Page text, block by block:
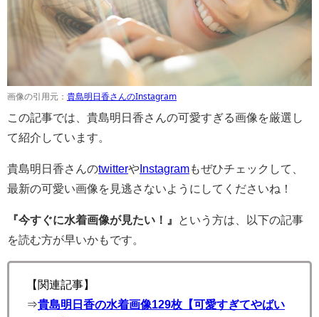
画像の引用元： 貴島明日香さんのInstagram
この記事では、貴島明日香さんの可愛すぎる画像を厳選し
て紹介しています。
貴島明日香さんのtwitterや Instagramもぜひチェックして、
最新の可愛い画像を見逃さないようにしてくださいね！
『今すぐに水着画像が見たい！』
という方は、以下の記事
を読む方が早いかもです。
【関連記事】
⇒貴島明日香の水着画像129枚【可愛すぎてやばい